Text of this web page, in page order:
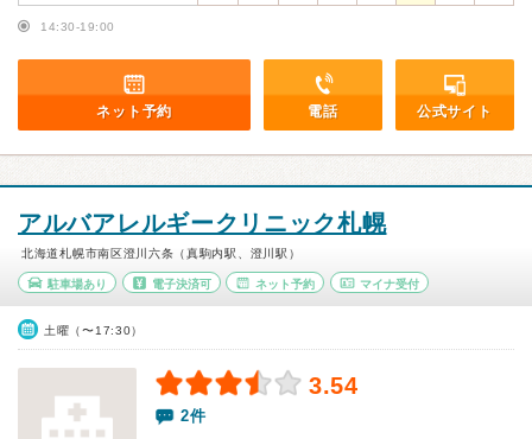
14:30-19:00
ネット予約 電話 公式サイト
アルバアレルギークリニック札幌
北海道札幌市南区澄川六条（真駒内駅、澄川駅）
駐車場あり 電子決済可 ネット予約 マイナ受付
土曜（〜17:30）
3.54
2件